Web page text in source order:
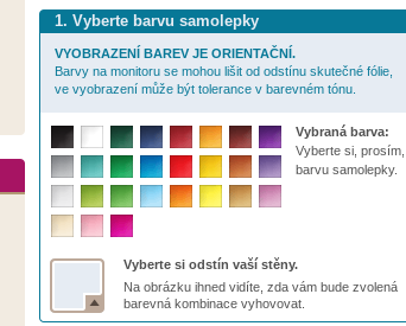
1. Vyberte barvu samolepky
VYOBRAZENÍ BAREV JE ORIENTAČNÍ.
Barvy na monitoru se mohou lišit od odstínu skutečné fólie,
ve vyobrazení může být tolerance v barevném tónu.
Vybraná barva:
Vyberte si, prosím,
barvu samolepky.
Vyberte si odstín vaší stěny.
Na obrázku ihned vidíte, zda vám bude zvolená
barevná kombinace vyhovovat.